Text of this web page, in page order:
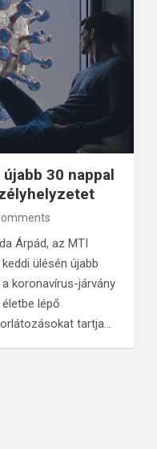
30 nappal
Árpád, az MTI
ülésén újabb
koronavírus-járvány
lépő
tartja…